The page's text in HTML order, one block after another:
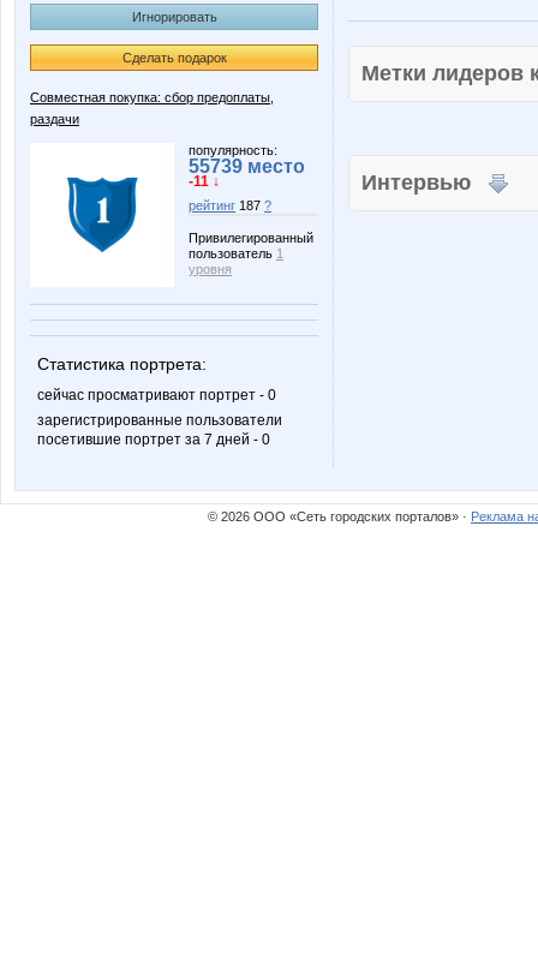
Игнорировать
Сделать подарок
Совместная покупка: сбор предоплаты,
раздачи
популярность:
55739 место
-11 ↓
рейтинг 187 ?
Привилегированный
пользователь 1
уровня
Статистика портрета:
сейчас просматривают портрет - 0
зарегистрированные пользователи
посетившие портрет за 7 дней - 0
Метки
Интервью
© 2026 ООО «Сеть городских порталов» · Реклама